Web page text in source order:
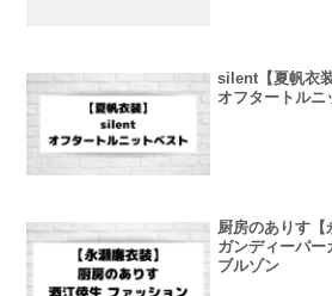
silent【夏帆衣
オフタートルニ
厨房のありす【
ガンディーパー
ブルゾン